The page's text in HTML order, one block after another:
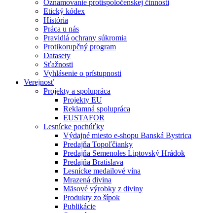
Oznamovanie protispoločenskej činnosti
Etický kódex
História
Práca u nás
Pravidlá ochrany súkromia
Protikorupčný program
Datasety
Sťažnosti
Vyhlásenie o prístupnosti
Verejnosť
Projekty a spolupráca
Projekty EU
Reklamná spolupráca
EUSTAFOR
Lesnícke pochúťky
Výdajné miesto e-shopu Banská Bystrica
Predajňa Topoľčianky
Predajňa Semenoles Liptovský Hrádok
Predajňa Bratislava
Lesnícke medailové vína
Mrazená divina
Mäsové výrobky z diviny
Produkty zo šípok
Publikácie